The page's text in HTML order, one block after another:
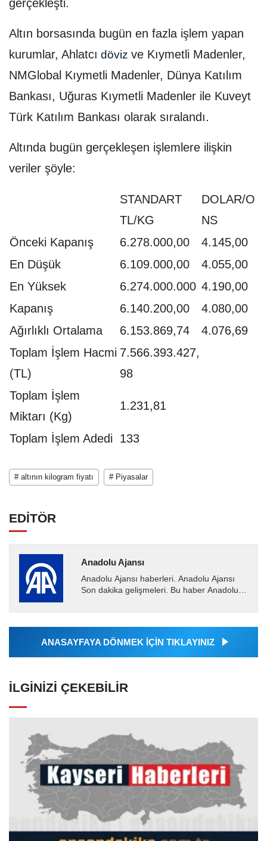
gerçekleşti.
Altın borsasında bugün en fazla işlem yapan
kurumlar, Ahlatcı döviz ve Kıymetli Madenler,
NMGlobal Kıymetli Madenler, Dünya Katılım
Bankası, Uğuras Kıymetli Madenler ile Kuveyt
Türk Katılım Bankası olarak sıralandı.
Altında bugün gerçekleşen işlemlere ilişkin
veriler şöyle:
STANDART
TL/KG
DOLAR/O
NS
Önceki Kapanış
6.278.000,00
4.145,00
En Düşük
6.109.000,00
4.055,00
En Yüksek
6.274.000.000 4.190,00
Kapanış
6.140.200,00
4.080,00
Ağırlıklı Ortalama
6.153.869,74
4.076,69
Toplam İşlem Hacmi
(TL)
7.566.393.427,
98
Toplam İşlem
Miktarı (Kg)
1.231,81
Toplam İşlem Adedi 133
# altının kilogram fiyatı # Piyasalar
EDİTÖR
Anadolu Ajansı
Anadolu Ajansı haberleri. Anadolu Ajansı
Son dakika gelişmeleri. Bu haber Anadolu
Ajansı tarafından...
ANASAYFAYA DÖNMEK İÇİN TIKLAYINIZ
İLGINIZI ÇEKEBILIR